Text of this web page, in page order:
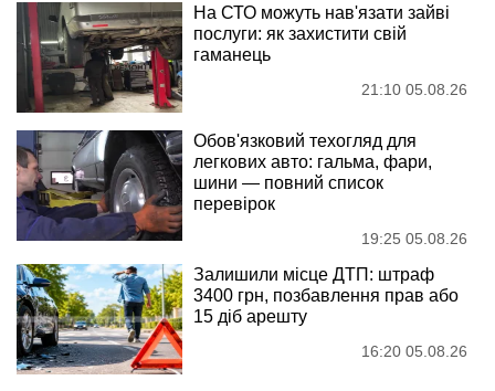
На СТО можуть нав'язати зайві
послуги: як захистити свій
гаманець
21:10 05.08.26
Обов'язковий техогляд для
легкових авто: гальма, фари,
шини — повний список
перевірок
19:25 05.08.26
Залишили місце ДТП: штраф
3400 грн, позбавлення прав або
15 діб арешту
16:20 05.08.26